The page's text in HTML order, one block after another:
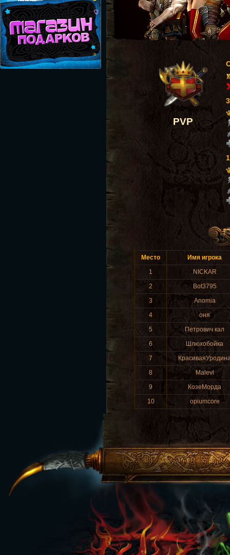
PVP
Место
Имя игрока
1
NICKAR
2
Bot3795
3
Anomia
4
οня
5
Петрович кал
6
Шлюхобойка
7
8
Malevl
9
КозеМорда
10
opiumcore